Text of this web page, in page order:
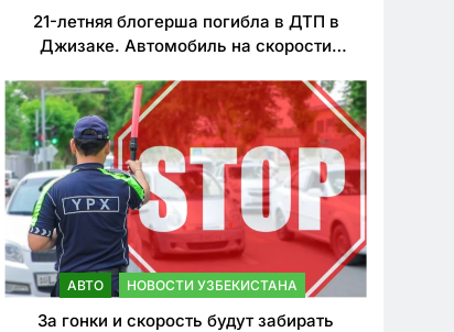
21-летняя блогерша погибла в ДТП в
Джизаке. Автомобиль на скорости
АВТО НОВОСТИ УЗБЕКИСТАНА
За гонки и скорость будут забирать